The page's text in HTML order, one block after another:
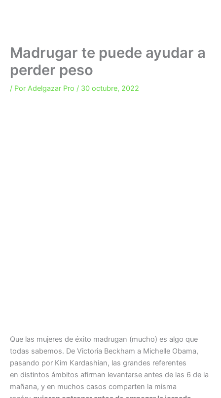
Madrugar te puede ayudar a
perder peso
/ Por Adelgazar Pro / 30 octubre, 2022
Que las mujeres de éxito madrugan (mucho) es algo que
todas sabemos. De Victoria Beckham a Michelle Obama,
pasando por Kim Kardashian, las grandes referentes
en distintos ámbitos afirman levantarse antes de las 6 de la
mañana, y en muchos casos comparten la misma